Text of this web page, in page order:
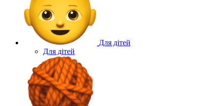
Для дітей
Для дітей